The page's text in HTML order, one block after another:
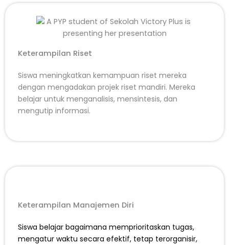
Keterampilan Riset
Siswa meningkatkan kemampuan riset mereka
dengan mengadakan projek riset mandiri. Mereka
belajar untuk menganalisis, mensintesis, dan
mengutip informasi.
Keterampilan Manajemen Diri
Siswa belajar bagaimana memprioritaskan tugas,
mengatur waktu secara efektif, tetap terorganisir,